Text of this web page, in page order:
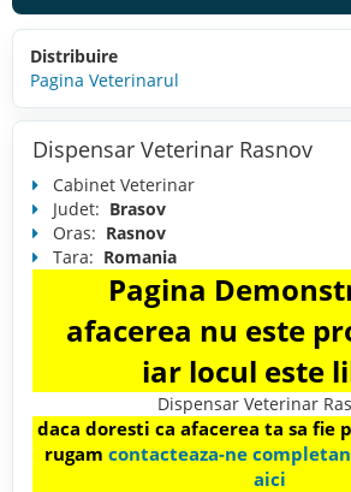
Distribuire
Pagina Veterinarul
Dispensar Veterinar Rasnov
Cabinet Veterinar
Judet: Brasov
Oras: Rasnov
Tara: Romania
Pagina
afacerea nu este
iar locul este
Dispensar Veterinar
daca doresti ca afacerea ta sa fie
rugam contacteaza-ne
aici